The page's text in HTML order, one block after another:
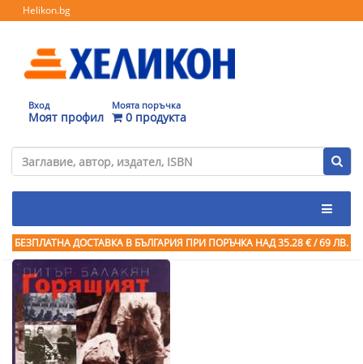
Helikon.bg
Вход
Моят профил
Моята поръчка
0 продукта
БЕЗПЛАТНА ДОСТАВКА В БЪЛГАРИЯ ПРИ ПОРЪЧКА НАД 35.28 € / 69 ЛВ.